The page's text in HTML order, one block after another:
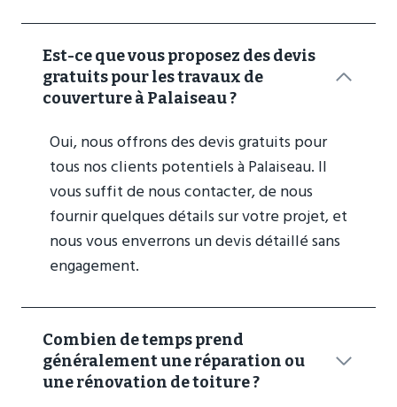
Est-ce que vous proposez des devis
gratuits pour les travaux de
couverture à Palaiseau?
Oui, nous offrons des devis gratuits pour
tous nos clients potentiels à Palaiseau. Il
vous suffit de nous contacter, de nous
fournir quelques détails sur votre projet, et
nous vous enverrons un devis détaillé sans
engagement.
Combien de temps prend
généralement une réparation ou
une rénovation de toiture ?